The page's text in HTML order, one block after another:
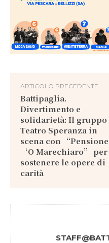
ARTICOLO PRECEDENTE
Battipaglia.
Divertimento e
solidarietà: Il gruppo
Teatro Speranza in
scena con “Pensione
‘O Marechiaro” per
sostenere le opere di
carità